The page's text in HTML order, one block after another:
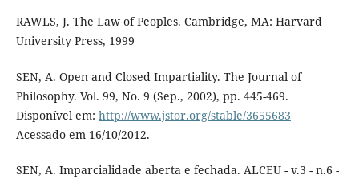
RAWLS, J. The Law of Peoples. Cambridge, MA: Harvard
University Press, 1999
SEN, A. Open and Closed Impartiality. The Journal of
Philosophy. Vol. 99, No. 9 (Sep., 2002), pp. 445-469.
Disponível em: http://www.jstor.org/stable/3655683
Acessado em 16/10/2012.
SEN, A. Imparcialidade aberta e fechada. ALCEU - v.3 - n.6 -